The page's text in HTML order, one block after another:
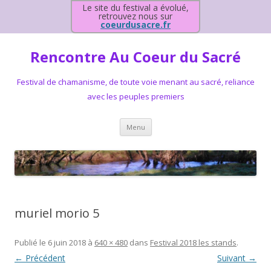
Le site du festival a évolué,
retrouvez nous sur
coeurdusacre.fr
Rencontre Au Coeur du Sacré
Festival de chamanisme, de toute voie menant au sacré, reliance
avec les peuples premiers
Menu Aller au contenu principal
muriel morio 5
Publié le 6 juin 2018 à 640 × 480 dans Festival 2018 les stands.
← Précédent Suivant →